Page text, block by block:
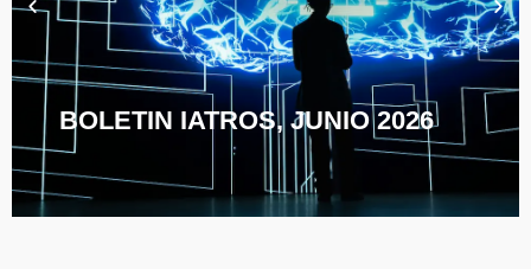
BOLETIN IATROS, JUNIO 2026